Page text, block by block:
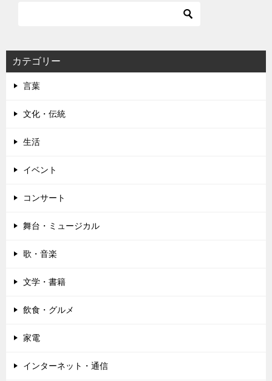
シ
ョ
カテゴリー
言葉
文化・伝統
生活
イベント
コンサート
舞台・ミュージカル
歌・音楽
文学・書籍
飲食・グルメ
家電
インターネット・通信